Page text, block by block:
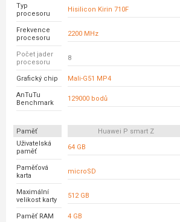
Typ
procesoru
Hisilicon Kirin 710F
Frekvence
procesoru
2200 MHz
Počet jader
procesoru
8
Grafický chip Mali-G51 MP4
AnTuTu
Benchmark
129000 bodů
Paměť Huawei P smart Z
Uživatelská
paměť
64 GB
Paměťová
karta
microSD
Maximální
velikost karty
512 GB
Paměť RAM 4 GB